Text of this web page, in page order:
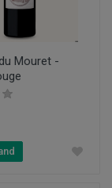
Mouret -